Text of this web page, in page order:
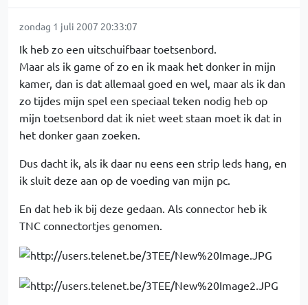
zondag 1 juli 2007 20:33:07
Ik heb zo een uitschuifbaar toetsenbord.
Maar als ik game of zo en ik maak het donker in mijn
kamer, dan is dat allemaal goed en wel, maar als ik dan
zo tijdes mijn spel een speciaal teken nodig heb op
mijn toetsenbord dat ik niet weet staan moet ik dat in
het donker gaan zoeken.
Dus dacht ik, als ik daar nu eens een strip leds hang, en
ik sluit deze aan op de voeding van mijn pc.
En dat heb ik bij deze gedaan. Als connector heb ik
TNC connectortjes genomen.